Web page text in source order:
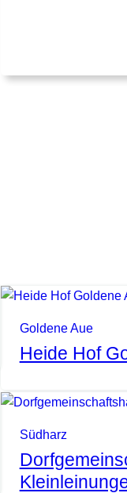
Goldene Aue
Heide Hof
Südharz